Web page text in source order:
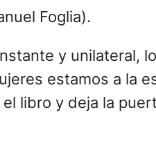
Foglia).
y unilateral,
estamos a la
libro y deja la